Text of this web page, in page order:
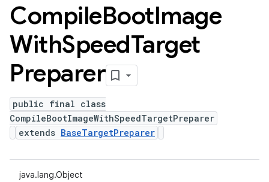
CompileBootImage
WithSpeedTarget
Preparer
public final class
CompileBootImageWithSpeedTargetPreparer
extends BaseTargetPreparer
java.lang.Object